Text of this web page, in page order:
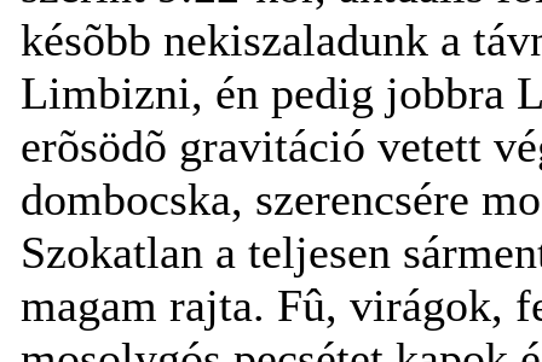
késõbb nekiszaladunk a
Limbizni, én pedig jobbra
erõsödõ gravitáció vetett
dombocska, szerencsére
Szokatlan a teljesen
magam rajta. Fû, virágok,